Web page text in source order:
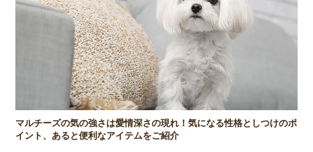
マルチーズの気の強さは愛情深さの現れ！気になる性格としつけのポ
イント、あると便利なアイテムをご紹介